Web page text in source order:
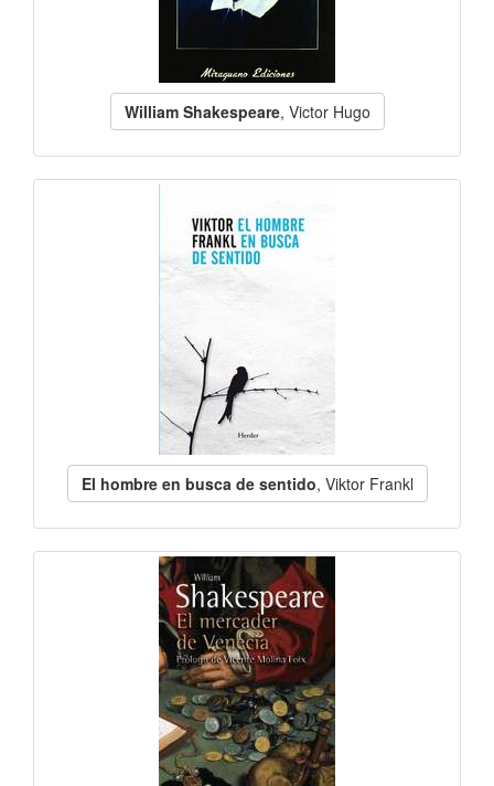
William Shakespeare, Victor Hugo
El hombre en busca de sentido, Viktor Frankl